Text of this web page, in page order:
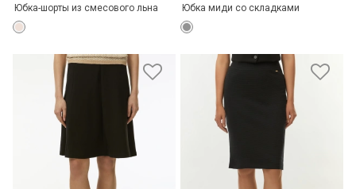
Юбка-шорты из смесового льна Юбка миди со складками